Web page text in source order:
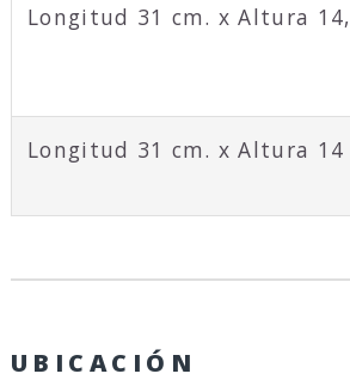
Longitud 31 cm. x Altura
Longitud 31 cm. x Altura 14
UBICACIÓN